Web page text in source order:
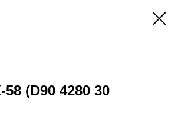
(D90 4280 30